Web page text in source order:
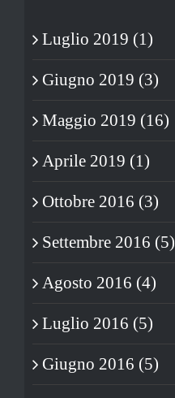
Luglio 2019 (1)
Giugno 2019 (3)
Maggio 2019 (16)
Aprile 2019 (1)
Ottobre 2016 (3)
Settembre 2016 (5)
Agosto 2016 (4)
Luglio 2016 (5)
Giugno 2016 (5)